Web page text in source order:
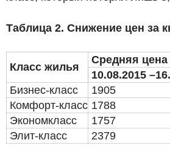
Таблица 2. Снижение цен за
Класс жилья
Средняя
10.08.2015
Бизнес-класс
1905
Комфорт-класс 1788
Экономкласс
1757
Элит-класс
2379